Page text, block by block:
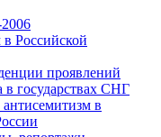
Российской
проявлений
в государствах СНГ
в